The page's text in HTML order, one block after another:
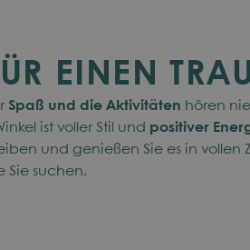
EINEN
Spaß und die Aktivitäten hören
ist voller Stil und positiver
und genießen Sie es in vollen
Sie suchen.